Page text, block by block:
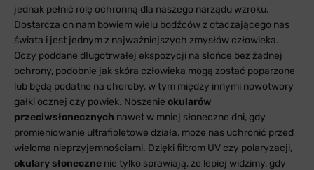
jednak pełnić rolę ochronną dla naszego narządu wzroku.
Dostarcza on nam bowiem wielu bodźców z otaczającego nas
świata i jest jednym z najważniejszych zmysłów człowieka.
Oczy poddane długotrwałej ekspozycji na słońce bez żadnej
ochrony, podobnie jak skóra człowieka mogą zostać poparzone
lub będą podatne na choroby, w tym między innymi nowotwory
gałki ocznej czy powiek. Noszenie okularów
przeciwsłonecznych nawet w mniej słoneczne dni, gdy
promieniowanie ultrafioletowe działa, może nas uchronić przed
wieloma nieprzyjemnościami. Dzięki filtrom UV czy polaryzacji,
okulary słoneczne nie tylko sprawiają, że lepiej widzimy, gdy